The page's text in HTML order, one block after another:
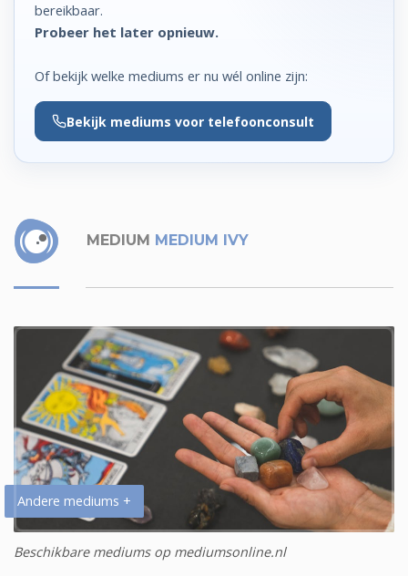
bereikbaar.
Probeer het later opnieuw.
Of bekijk welke mediums er nu wél online zijn:
Bekijk mediums voor telefoonconsult
MEDIUM MEDIUM IVY
Andere mediums +
Beschikbare mediums op mediumsonline.nl